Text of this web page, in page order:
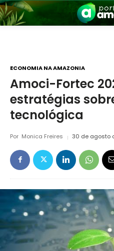
Amazônia
ECONOMIA NA AMAZONIA
Amoci-Fortec
estratégias
tecnológica
Por Monica Freires 30 de agosto